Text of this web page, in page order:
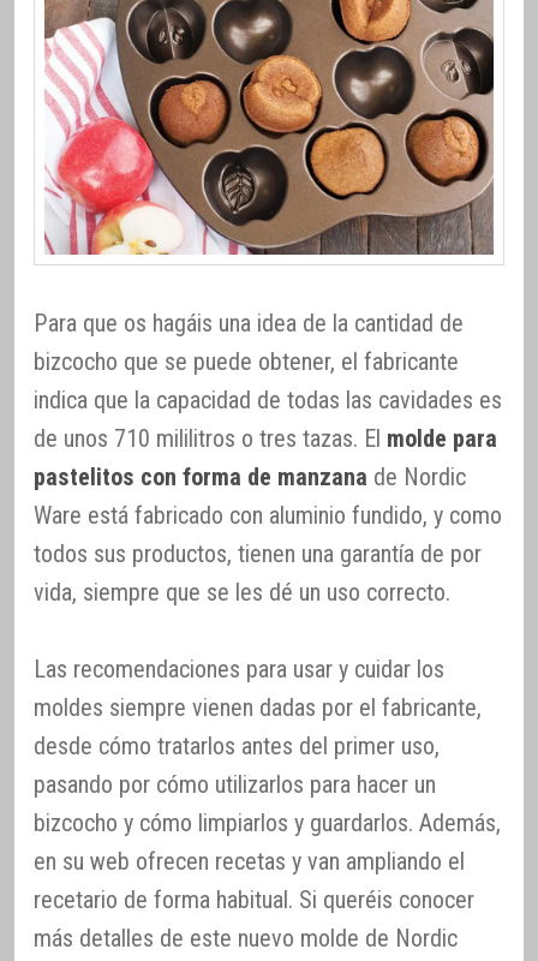
Para que os hagáis una idea de la cantidad de
bizcocho que se puede obtener, el fabricante
indica que la capacidad de todas las cavidades es
de unos 710 mililitros o tres tazas. El molde para
pastelitos con forma de manzana de Nordic
Ware está fabricado con aluminio fundido, y como
todos sus productos, tienen una garantía de por
vida, siempre que se les dé un uso correcto.
Las recomendaciones para usar y cuidar los
moldes siempre vienen dadas por el fabricante,
desde cómo tratarlos antes del primer uso,
pasando por cómo utilizarlos para hacer un
bizcocho y cómo limpiarlos y guardarlos. Además,
en su web ofrecen recetas y van ampliando el
recetario de forma habitual. Si queréis conocer
más detalles de este nuevo molde de Nordic